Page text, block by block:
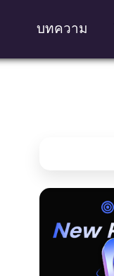
บทความ